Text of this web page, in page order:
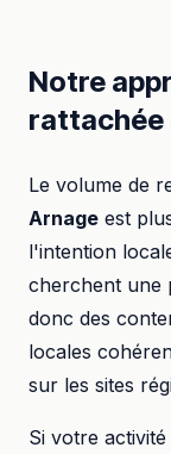
Notre
rattachée
Le volume de
Arnage est
l'intention
cherchent une
donc des
locales
sur les sites
Si votre